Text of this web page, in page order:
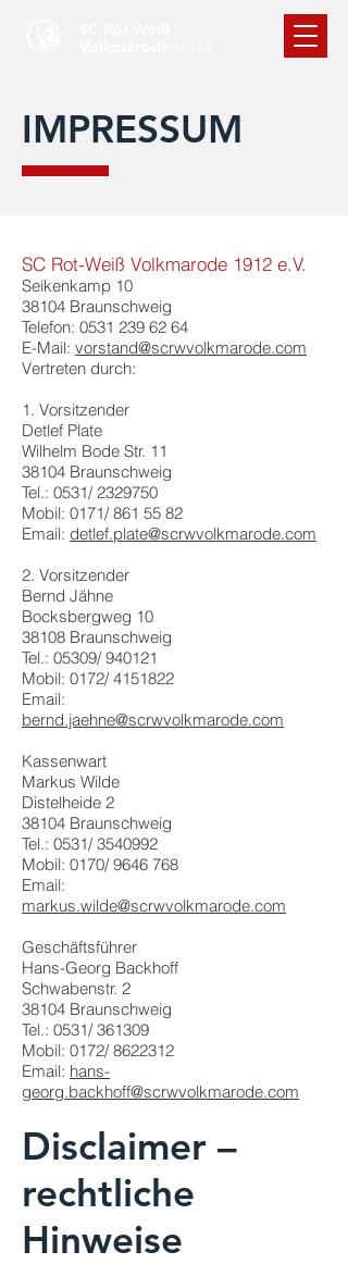
IMPRESSUM
SC Rot-Weiß Volkmarode 1912 e.V.
Seikenkamp 10
38104 Braunschweig
Telefon: 0531 239 62 64
E-Mail: vorstand@scrwvolkmarode.com
Vertreten durch:
1. Vorsitzender
Detlef Plate
Wilhelm Bode Str. 11
38104 Braunschweig
Tel.: 0531/ 2329750
Mobil: 0171/ 861 55 82
Email: detlef.plate@scrwvolkmarode.com
2. Vorsitzender
Bernd Jähne
Bocksbergweg 10
38108 Braunschweig
Tel.: 05309/ 940121
Mobil: 0172/ 4151822
Email:
bernd.jaehne@scrwvolkmarode.com
Kassenwart
Markus Wilde
Distelheide 2
38104 Braunschweig
Tel.: 0531/ 3540992
Mobil: 0170/ 9646 768
Email:
markus.wilde@scrwvolkmarode.com
Geschäftsführer
Hans-Georg Backhoff
Schwabenstr. 2
38104 Braunschweig
Tel.: 0531/ 361309
Mobil: 0172/ 8622312
Email: hans-
georg.backhoff@scrwvolkmarode.com
Disclaimer –
rechtliche
Hinweise